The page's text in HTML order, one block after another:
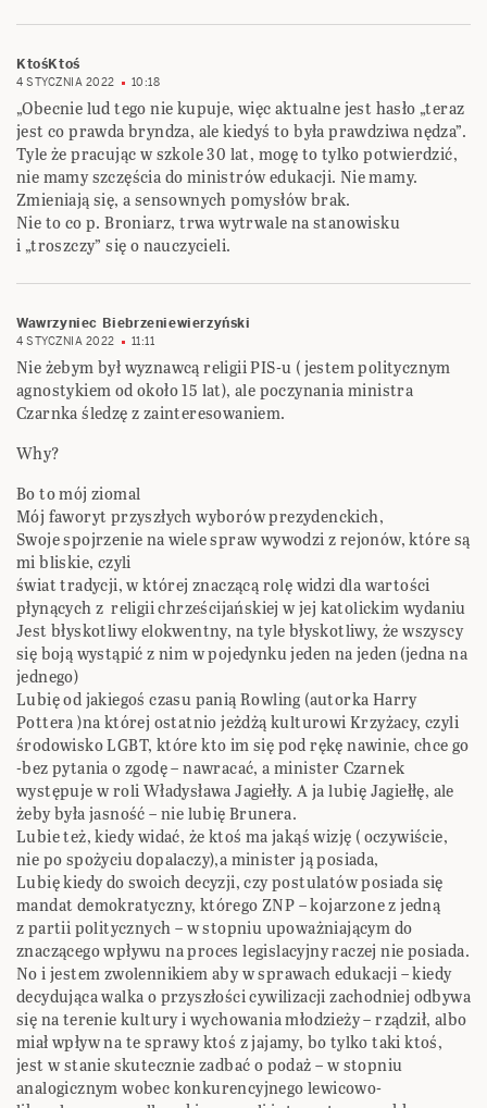
KtośKtoś
4 STYCZNIA 2022 10:18
„Obecnie lud tego nie kupuje, więc aktualne jest hasło „teraz
jest co prawda bryndza, ale kiedyś to była prawdziwa nędza”.
Tyle że pracując w szkole 30 lat, mogę to tylko potwierdzić,
nie mamy szczęścia do ministrów edukacji. Nie mamy.
Zmieniają się, a sensownych pomysłów brak.
Nie to co p. Broniarz, trwa wytrwale na stanowisku
i „troszczy” się o nauczycieli.
Wawrzyniec Biebrzeniewierzyński
4 STYCZNIA 2022 11:11
Nie żebym był wyznawcą religii PIS-u ( jestem politycznym
agnostykiem od około 15 lat), ale poczynania ministra
Czarnka śledzę z zainteresowaniem.
Why?
Bo to mój ziomal
Mój faworyt przyszłych wyborów prezydenckich,
Swoje spojrzenie na wiele spraw wywodzi z rejonów, które są
mi bliskie, czyli
świat tradycji, w której znaczącą rolę widzi dla wartości
płynących z religii chrześcijańskiej w jej katolickim wydaniu
Jest błyskotliwy elokwentny, na tyle błyskotliwy, że wszyscy
się boją wystąpić z nim w pojedynku jeden na jeden (jedna na
jednego)
Lubię od jakiegoś czasu panią Rowling (autorka Harry
Pottera )na której ostatnio jeżdżą kulturowi Krzyżacy, czyli
środowisko LGBT, które kto im się pod rękę nawinie, chce go
-bez pytania o zgodę – nawracać, a minister Czarnek
występuje w roli Władysława Jagiełły. A ja lubię Jagiełłę, ale
żeby była jasność – nie lubię Brunera.
Lubie też, kiedy widać, że ktoś ma jakąś wizję ( oczywiście,
nie po spożyciu dopalaczy),a minister ją posiada,
Lubię kiedy do swoich decyzji, czy postulatów posiada się
mandat demokratyczny, którego ZNP – kojarzone z jedną
z partii politycznych – w stopniu upoważniającym do
znaczącego wpływu na proces legislacyjny raczej nie posiada.
No i jestem zwolennikiem aby w sprawach edukacji – kiedy
decydująca walka o przyszłości cywilizacji zachodniej odbywa
się na terenie kultury i wychowania młodzieży – rządził, albo
miał wpływ na te sprawy ktoś z jajamy, bo tylko taki ktoś,
jest w stanie skutecznie zadbać o podaż – w stopniu
analogicznym wobec konkurencyjnego lewicowo-